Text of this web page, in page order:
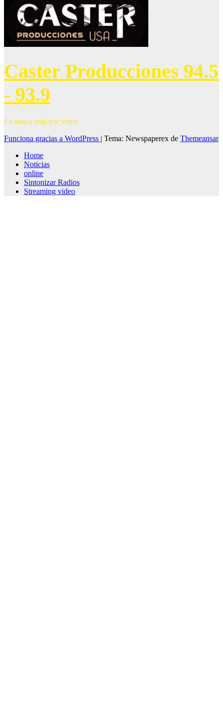
Caster Producciones 94.5
- 93.9
Lo mejor está por venir
Funciona gracias a WordPress | Tema: Newspaperex de Themeansar
Home
Noticias
online
Sintonizar Radios
Streaming video